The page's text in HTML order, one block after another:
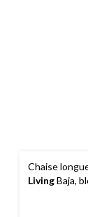
Chaise
LivingBaja,